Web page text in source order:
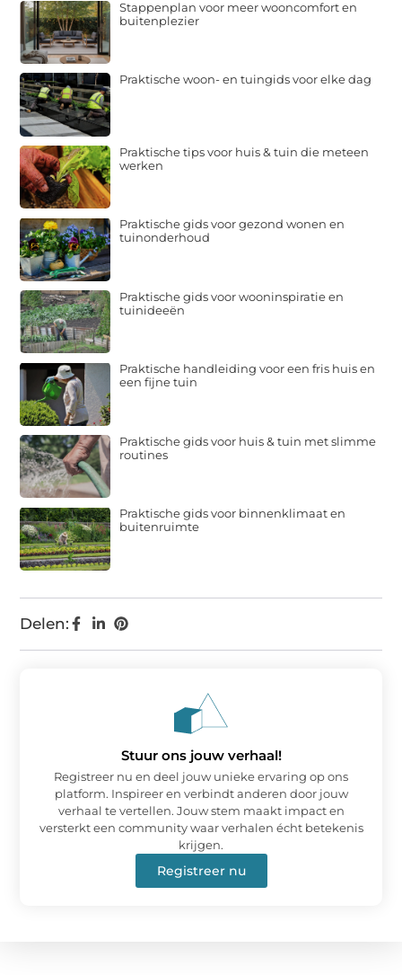
Delen:
Stappenplan voor meer wooncomfort en
buitenplezier
Praktische woon- en tuingids voor elke dag
Praktische tips voor huis & tuin die meteen
werken
Praktische gids voor gezond wonen en
tuinonderhoud
Praktische gids voor wooninspiratie en
tuinideeën
Praktische handleiding voor een fris huis en
een fijne tuin
Praktische gids voor huis & tuin met slimme
routines
Praktische gids voor binnenklimaat en
buitenruimte
Stuur ons jouw verhaal!
Registreer nu en deel jouw unieke ervaring op ons
platform. Inspireer en verbindt anderen door jouw
verhaal te vertellen. Jouw stem maakt impact en
versterkt een community waar verhalen écht betekenis
krijgen.
Registreer nu